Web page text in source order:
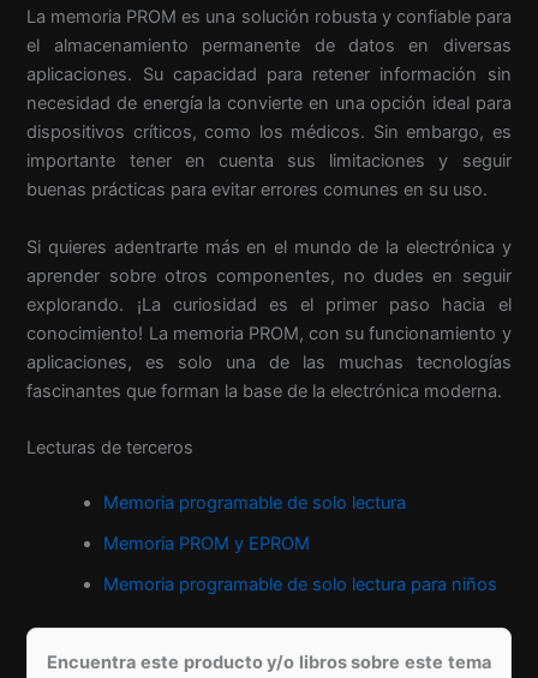
La memoria PROM es una solución robusta y confiable para
el almacenamiento permanente de datos en diversas
aplicaciones. Su capacidad para retener información sin
necesidad de energía la convierte en una opción ideal para
dispositivos críticos, como los médicos. Sin embargo, es
importante tener en cuenta sus limitaciones y seguir
buenas prácticas para evitar errores comunes en su uso.
Si quieres adentrarte más en el mundo de la electrónica y
aprender sobre otros componentes, no dudes en seguir
explorando. ¡La curiosidad es el primer paso hacia el
conocimiento! La memoria PROM, con su funcionamiento y
aplicaciones, es solo una de las muchas tecnologías
fascinantes que forman la base de la electrónica moderna.
Lecturas de terceros
Memoria programable de solo lectura
Memoria PROM y EPROM
Memoria programable de solo lectura para niños
Encuentra este producto y/o libros sobre este tema